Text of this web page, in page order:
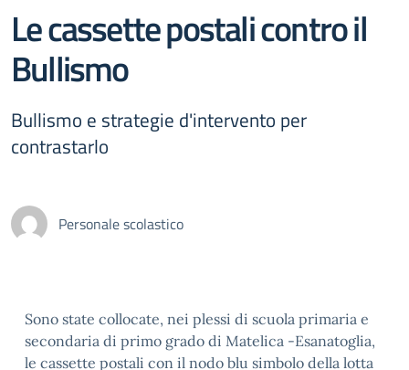
Le cassette postali contro il
Bullismo
Bullismo e strategie d'intervento per
contrastarlo
Personale scolastico
Sono state collocate, nei plessi di scuola primaria e
secondaria di primo grado di Matelica -Esanatoglia,
le cassette postali con il nodo blu simbolo della lotta